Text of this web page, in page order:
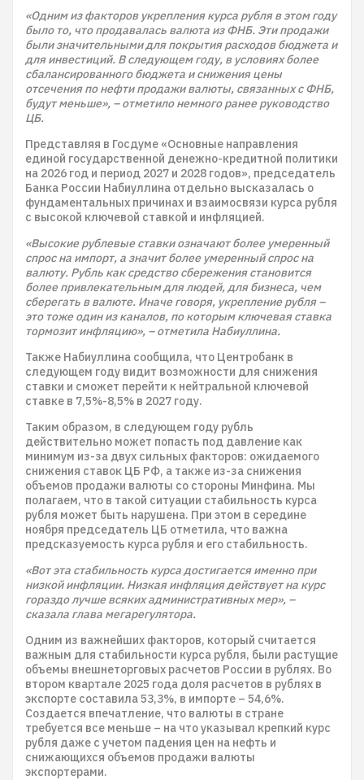
«Одним из факторов укрепления курса рубля в этом году
было то, что продавалась валюта из ФНБ. Эти продажи
были значительными для покрытия расходов бюджета и
для инвестиций. В следующем году, в условиях более
сбалансированного бюджета и снижения цены
отсечения по нефти продажи валюты, связанных с ФНБ,
будут меньше», – отметило немного ранее руководство
ЦБ.
Представляя в Госдуме «Основные направления
единой государственной денежно-кредитной политики
на 2026 год и период 2027 и 2028 годов», председатель
Банка России Набиуллина отдельно высказалась о
фундаментальных причинах и взаимосвязи курса рубля
с высокой ключевой ставкой и инфляцией.
«Высокие рублевые ставки означают более умеренный
спрос на импорт, а значит более умеренный спрос на
валюту. Рубль как средство сбережения становится
более привлекательным для людей, для бизнеса, чем
сберегать в валюте. Иначе говоря, укрепление рубля –
это тоже один из каналов, по которым ключевая ставка
тормозит инфляцию», – отметила Набиуллина.
Также Набиуллина сообщила, что Центробанк в
следующем году видит возможности для снижения
ставки и сможет перейти к нейтральной ключевой
ставке в 7,5%-8,5% в 2027 году.
Таким образом, в следующем году рубль
действительно может попасть под давление как
минимум из-за двух сильных факторов: ожидаемого
снижения ставок ЦБ РФ, а также из-за снижения
объемов продажи валюты со стороны Минфина. Мы
полагаем, что в такой ситуации стабильность курса
рубля может быть нарушена. При этом в середине
ноября председатель ЦБ отметила, что важна
предсказуемость курса рубля и его стабильность.
«Вот эта стабильность курса достигается именно при
низкой инфляции. Низкая инфляция действует на курс
гораздо лучше всяких административных мер», –
сказала глава мегарегулятора.
Одним из важнейших факторов, который считается
важным для стабильности курса рубля, были растущие
объемы внешнеторговых расчетов России в рублях. Во
втором квартале 2025 года доля расчетов в рублях в
экспорте составила 53,3%, в импорте – 54,6%.
Создается впечатление, что валюты в стране
требуется все меньше – на что указывал крепкий курс
рубля даже с учетом падения цен на нефть и
снижающихся объемов продажи валюты
экспортерами.